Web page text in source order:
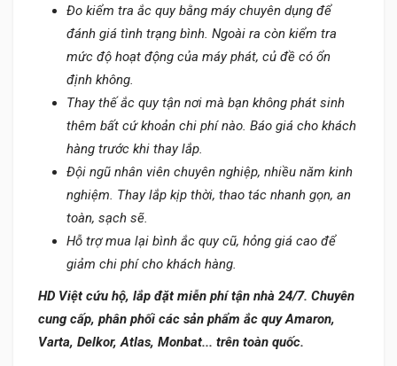
Đo kiểm tra ắc quy bằng máy chuyên dụng để
đánh giá tình trạng bình. Ngoài ra còn kiểm tra
mức độ hoạt động của máy phát, củ đề có ổn
định không.
Thay thế ắc quy tận nơi mà bạn không phát sinh
thêm bất cứ khoản chi phí nào. Báo giá cho khách
hàng trước khi thay lắp.
Đội ngũ nhân viên chuyên nghiệp, nhiều năm kinh
nghiệm. Thay lắp kịp thời, thao tác nhanh gọn, an
toàn, sạch sẽ.
Hỗ trợ mua lại bình ắc quy cũ, hỏng giá cao để
giảm chi phí cho khách hàng.
HD Việt cứu hộ, lắp đặt miễn phí tận nhà 24/7. Chuyên
cung cấp, phân phối các sản phẩm ắc quy Amaron,
Varta, Delkor, Atlas, Monbat... trên toàn quốc.